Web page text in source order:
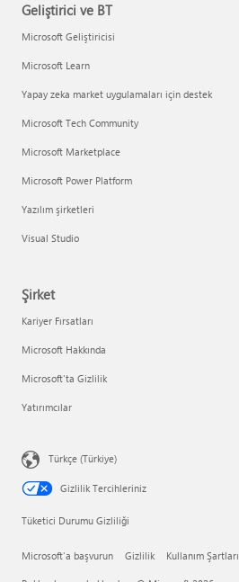
Geliştirici ve BT
Microsoft Geliştiricisi
Microsoft Learn
Yapay zeka market uygulamaları için destek
Microsoft Tech Community
Microsoft Marketplace
Microsoft Power Platform
Yazılım şirketleri
Visual Studio
Şirket
Kariyer Fırsatları
Microsoft Hakkında
Microsoft'ta Gizlilik
Yatırımcılar
Türkçe (Türkiye)
Gizlilik Tercihleriniz
Tüketici Durumu Gizliliği
Microsoft'a başvurun Gizlilik Kullanım Şartları